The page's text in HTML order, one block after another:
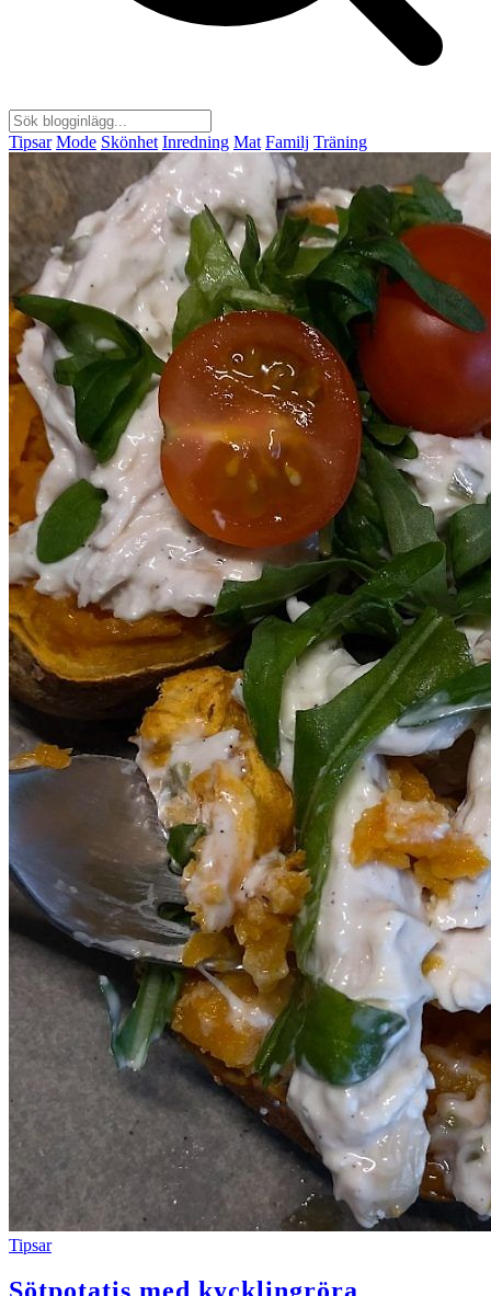
Tipsar Mode Skönhet Inredning Mat Familj Träning
Tipsar